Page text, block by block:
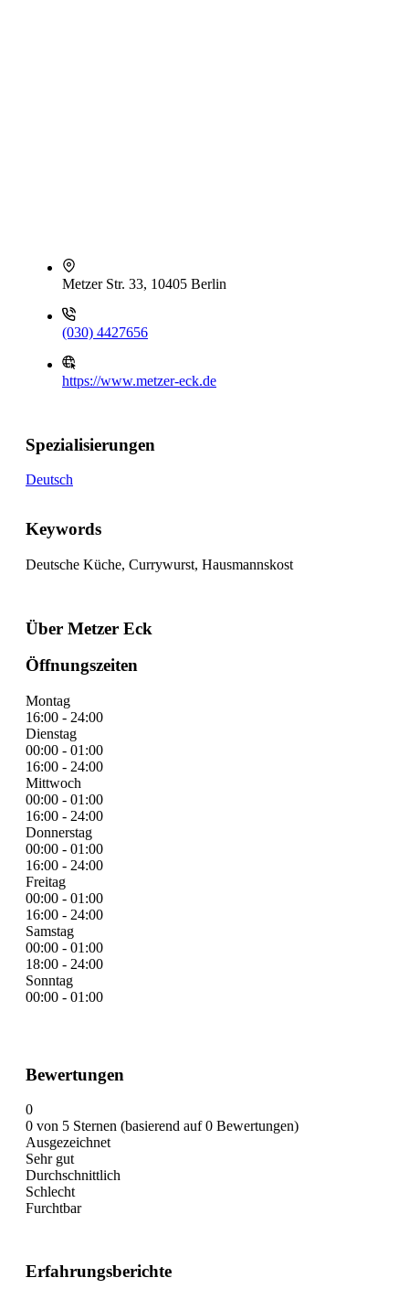
Metzer Str. 33, 10405 Berlin
(030) 4427656
https://www.metzer-eck.de
Spezialisierungen
Deutsch
Keywords
Deutsche Küche, Currywurst, Hausmannskost
Über Metzer Eck
Öffnungszeiten
Montag
16:00 - 24:00
Dienstag
00:00 - 01:00
16:00 - 24:00
Mittwoch
00:00 - 01:00
16:00 - 24:00
Donnerstag
00:00 - 01:00
16:00 - 24:00
Freitag
00:00 - 01:00
16:00 - 24:00
Samstag
00:00 - 01:00
18:00 - 24:00
Sonntag
00:00 - 01:00
Bewertungen
0
0 von 5 Sternen (basierend auf 0 Bewertungen)
Ausgezeichnet
Sehr gut
Durchschnittlich
Schlecht
Furchtbar
Erfahrungsberichte